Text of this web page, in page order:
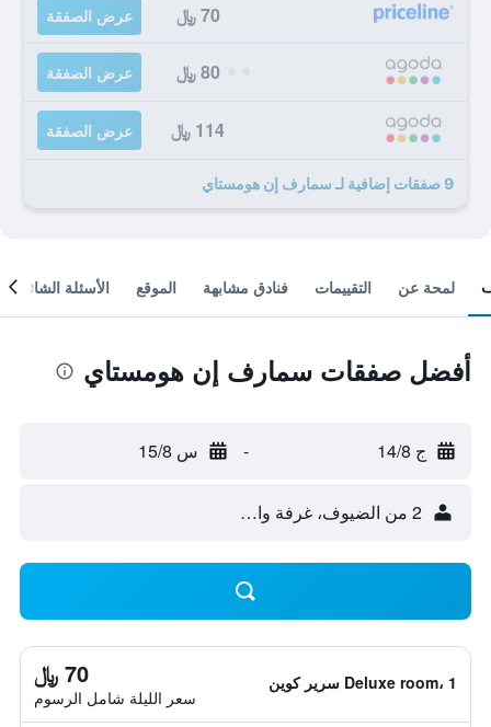
70 ﷼ عرض الصفقة
80 ﷼ عرض الصفقة
114 ﷼ عرض الصفقة
9 صفقات إضافية لـ سمارف إن هومستاي
لمحة عن التقييمات فنادق مشابهة الموقع الأسئلة الشائعة
أفضل صفقات سمارف إن هومستاي
ج 14/8 - س 15/8
2 من الضيوف، غرفة واحدة
Deluxe room، 1 سرير كوين 70 ﷼
سعر الليلة شامل الرسوم